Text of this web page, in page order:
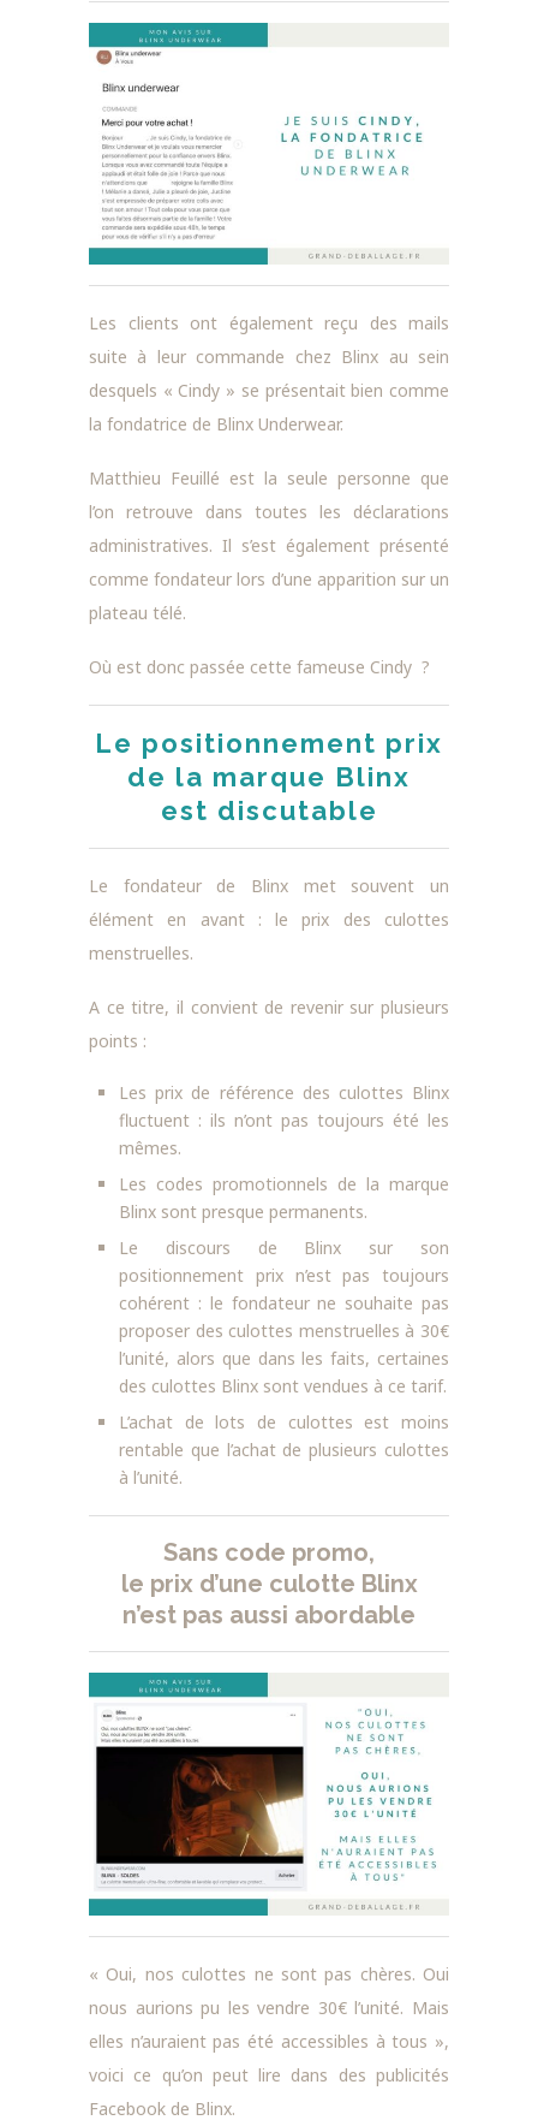
Les clients ont également reçu des mails
suite à leur commande chez Blinx au sein
desquels « Cindy » se présentait bien comme
la fondatrice de Blinx Underwear.
Matthieu Feuillé est la seule personne que
l’on retrouve dans toutes les déclarations
administratives. Il s’est également présenté
comme fondateur lors d’une apparition sur un
plateau télé.
Où est donc passée cette fameuse Cindy ?
Le positionnement prix
de la marque Blinx
est discutable
Le fondateur de Blinx met souvent un
élément en avant : le prix des culottes
menstruelles.
A ce titre, il convient de revenir sur plusieurs
points :
Les prix de référence des culottes Blinx
fluctuent : ils n’ont pas toujours été les
mêmes.
Les codes promotionnels de la marque
Blinx sont presque permanents.
Le discours de Blinx sur son
positionnement prix n’est pas toujours
cohérent : le fondateur ne souhaite pas
proposer des culottes menstruelles à 30€
l’unité, alors que dans les faits, certaines
des culottes Blinx sont vendues à ce tarif.
L’achat de lots de culottes est moins
rentable que l’achat de plusieurs culottes
à l’unité.
Sans code promo,
le prix d’une culotte Blinx
n’est pas aussi abordable
« Oui, nos culottes ne sontpas chères. Oui
nous aurionspu les vendre 30€ l’unité. Mais
elles n’auraient pas été accessibles à tous »,
voici ce qu’on peut lire dans des publicités
Facebook de Blinx.